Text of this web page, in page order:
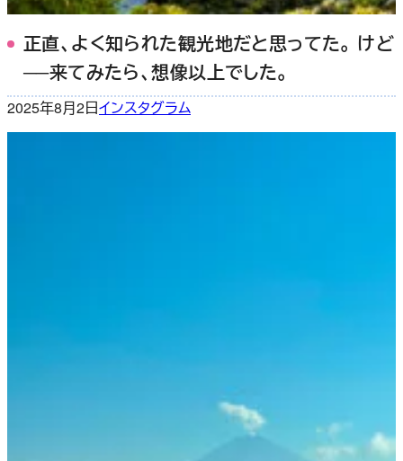
正直、よく知られた観光地だと思ってた。 けど
──来てみたら、想像以上でした。
2025年8月2日インスタグラム